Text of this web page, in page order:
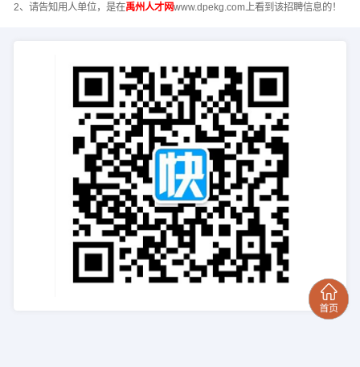
2、请告知用人单位，是在禹州人才网www.dpekg.com上看到该招聘信息的！